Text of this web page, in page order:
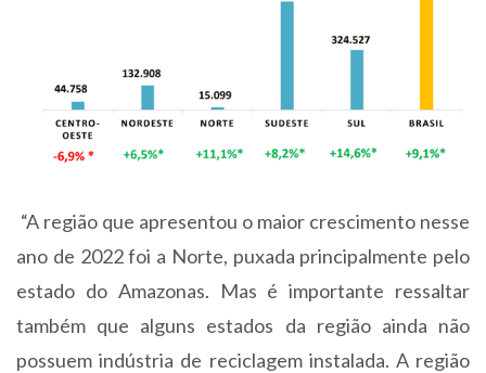
“A região que apresentou o maior crescimento nesse
ano de 2022 foi a Norte, puxada principalmente pelo
estado do Amazonas. Mas é importante ressaltar
também que alguns estados da região ainda não
possuem indústria de reciclagem instalada. A região